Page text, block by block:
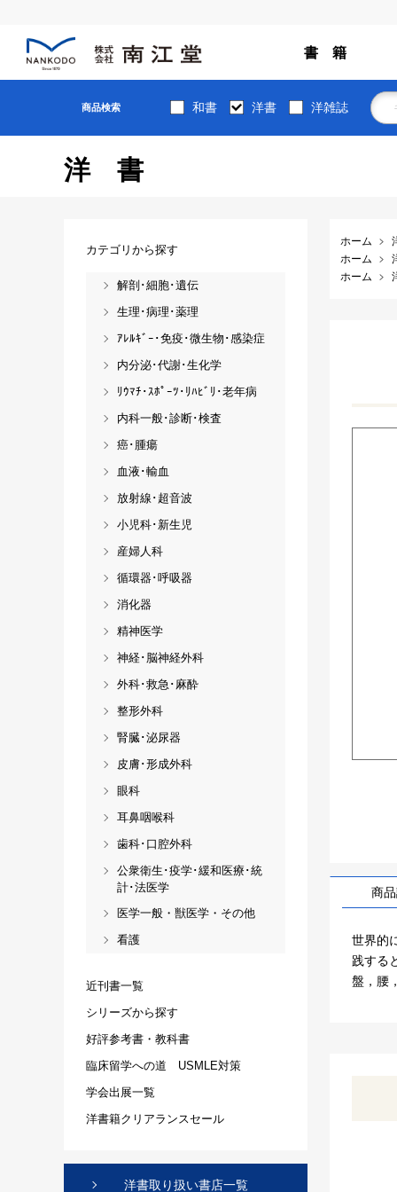
書 籍
商品検索 和書 洋書 洋雑誌
洋書
ホーム
ホーム
ホーム
商
世界的
践する
盤，腰
カテゴリから探す
解剖･細胞･遺伝
生理･病理･薬理
ｱﾚﾙｷﾞｰ･免疫･微生物･感染症
内分泌･代謝･生化学
ﾘｳﾏﾁ･ｽﾎﾟｰﾂ･ﾘﾊﾋﾞﾘ･老年病
内科一般･診断･検査
癌･腫瘍
血液･輸血
放射線･超音波
小児科･新生児
産婦人科
循環器･呼吸器
消化器
精神医学
神経･脳神経外科
外科･救急･麻酔
整形外科
腎臓･泌尿器
皮膚･形成外科
眼科
耳鼻咽喉科
歯科･口腔外科
公衆衛生･疫学･緩和医療･統
計･法医学
医学一般・獣医学・その他
看護
近刊書一覧
シリーズから探す
好評参考書・教科書
臨床留学への道 USMLE対策
学会出展一覧
洋書籍クリアランスセール
洋書取り扱い書店一覧